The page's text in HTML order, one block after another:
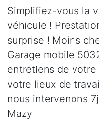
Simplifiez-vous la
véhicule !
surprise ! Moins
Garage mobile
entretiens de
votre lieux de
nous intervenons
Mazy